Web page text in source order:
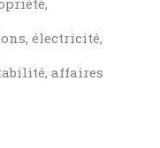
électricité,
affaires